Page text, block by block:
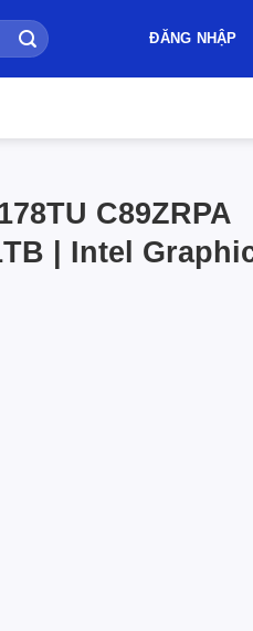
ĐĂNG NHẬP
C89ZRPA
| Intel